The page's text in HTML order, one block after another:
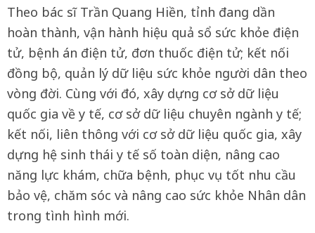
Theo bác sĩ Trần Quang Hiền, tỉnh đang dần
hoàn thành, vận hành hiệu quả sổ sức khỏe điện
tử, bệnh án điện tử, đơn thuốc điện tử; kết nối
đồng bộ, quản lý dữ liệu sức khỏe người dân theo
vòng đời. Cùng với đó, xây dựng cơ sở dữ liệu
quốc gia về y tế, cơ sở dữ liệu chuyên ngành y tế;
kết nối, liên thông với cơ sở dữ liệu quốc gia, xây
dựng hệ sinh thái y tế số toàn diện, nâng cao
năng lực khám, chữa bệnh, phục vụ tốt nhu cầu
bảo vệ, chăm sóc và nâng cao sức khỏe Nhân dân
trong tình hình mới.